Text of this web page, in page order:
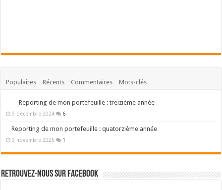
Populaires Récents Commentaires Mots-clés
Reporting de mon portefeuille : treizième année
9 décembre 2024 6
Reporting de mon portefeuille : quatorzième année
3 novembre 2025 1
Retrouvez-nous sur Facebook